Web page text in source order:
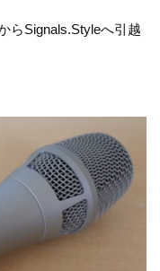
らSignals.Styleへ引越